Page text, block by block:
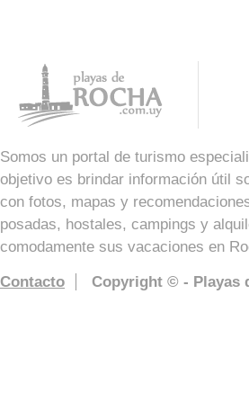
Somos un portal de turismo
objetivo es brindar información útil
con fotos, mapas y
posadas, hostales, campings y
comodamente sus vacaciones en
Contacto Copyright © - Playas